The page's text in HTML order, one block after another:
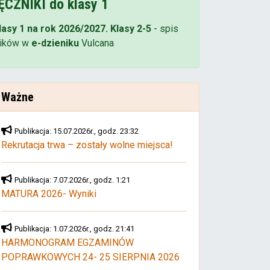
do klasy 1
1 na rok 2026/2027. Klasy 2-5 - spis
we-dzienikuVulcana
Ważne
Publikacja: 15.07.2026r., godz. 23:32
Rekrutacja trwa – zostały wolne miejsca!
Publikacja: 7.07.2026r., godz. 1:21
MATURA 2026- Wyniki
Publikacja: 1.07.2026r., godz. 21:41
HARMONOGRAM EGZAMINÓW
POPRAWKOWYCH 24- 25 SIERPNIA 2026